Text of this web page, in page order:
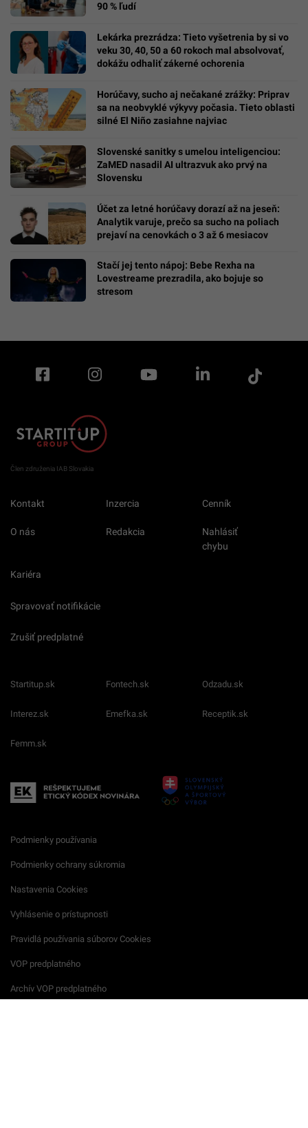
90 % ľudí
Lekárka prezrádza: Tieto vyšetrenia by si vo
veku 30, 40, 50 a 60 rokoch mal absolvovať,
dokážu odhaliť zákerné ochorenia
Horúčavy, sucho aj nečakané zrážky: Priprav
sa na neobvyklé výkyvy počasia. Tieto oblasti
silné El Niño zasiahne najviac
Slovenské sanitky s umelou inteligenciou:
ZaMED nasadil AI ultrazvuk ako prvý na
Slovensku
Účet za letné horúčavy dorazí až na jeseň:
Analytik varuje, prečo sa sucho na poliach
prejaví na cenovkách o 3 až 6 mesiacov
Stačí jej tento nápoj: Bebe Rexha na
Lovestreame prezradila, ako bojuje so
stresom
Člen združenia IAB Slovakia
Kontakt Inzercia Cenník
O nás Redakcia
Nahlásiť
chybu
Kariéra
Spravovať notifikácie
Zrušiť predplatné
Startitup.sk Fontech.sk Odzadu.sk
Interez.sk Emefka.sk Receptik.sk
Femm.sk
Podmienky používania
Podmienky ochrany súkromia
Nastavenia Cookies
Vyhlásenie o prístupnosti
Pravidlá používania súborov Cookies
VOP predplatného
Archív VOP predplatného